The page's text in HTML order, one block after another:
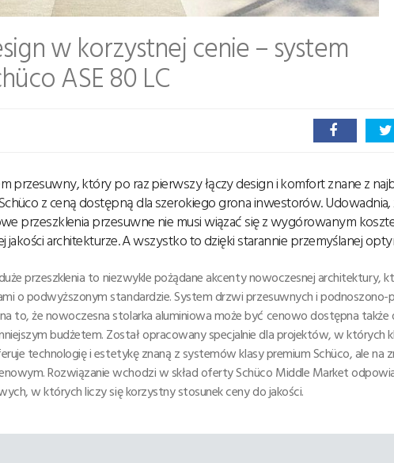
w korzystnej cenie – system
ASE 80 LC
przesuwny, który po raz pierwszy łączy design i komfort znane z
z ceną dostępną dla szerokiego grona inwestorów. Udowadnia,
przeszklenia przesuwne nie musi wiązać się z wygórowanym
jakości architekturze. A wszystko to dzięki starannie przemyślanej
przeszklenia to niezwykle pożądane akcenty nowoczesnej architektury,
o podwyższonym standardzie. System drzwi przesuwnych i podnoszono-
to, że nowoczesna stolarka aluminiowa może być cenowo dostępna także
budżetem. Został opracowany specjalnie dla projektów, w których
technologię i estetykę znaną z systemów klasy premium Schüco, ale na
Rozwiązanie wchodzi w skład oferty Schüco Middle Market
w których liczy się korzystny stosunek ceny do jakości.